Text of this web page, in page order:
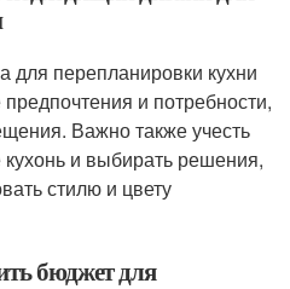
для перепланировки кухни
и потребности,
Важно также учесть
и выбирать решения,
стилю и цвету
бюджет для